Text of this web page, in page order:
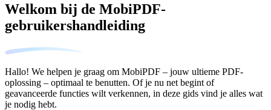
Welkom bij de MobiPDF-
gebruikershandleiding
Hallo! We helpen je graag om MobiPDF – jouw ultieme PDF-
oplossing – optimaal te benutten. Of je nu net begint of
geavanceerde functies wilt verkennen, in deze gids vind je alles wat
je nodig hebt.